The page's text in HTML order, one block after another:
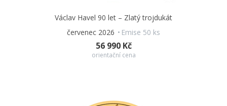
Václav Havel 90 let – Zlatý trojdukát
červenec 2026
Emise 50 ks
56 990 Kč
orientační cena